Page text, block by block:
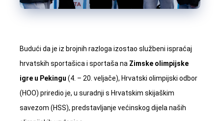
Budući da je iz brojnih razloga izostao službeni ispraćaj
hrvatskih sportašica i sportaša na Zimske olimpijske
igre u Pekingu (4. – 20. veljače), Hrvatski olimpijski odbor
(HOO) priredio je, u suradnji s Hrvatskim skijaškim
savezom (HSS), predstavljanje većinskog dijela naših